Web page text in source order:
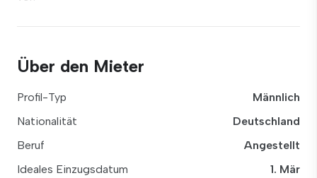
Über den Mieter
Profil-Typ
Männlich
Nationalität
Deutschland
Beruf
Angestellt
Ideales Einzugsdatum
1. Mär